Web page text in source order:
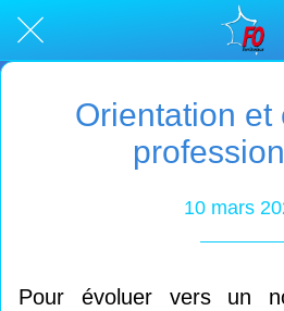
Orientation et
10 mars
Pour évoluer vers un